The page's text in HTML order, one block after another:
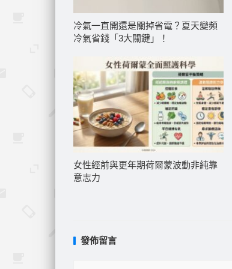
冷氣一直開還是關掉省電？夏天變頻
冷氣省錢「3大關鍵」！
女性經前與更年期荷爾蒙波動非純靠
意志力
發佈留言